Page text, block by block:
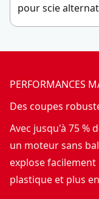
pour scie
PERFORMANCES
Des coupes
Avec jusqu'à 75 %
un moteur sans
explose facilement
plastique et plus